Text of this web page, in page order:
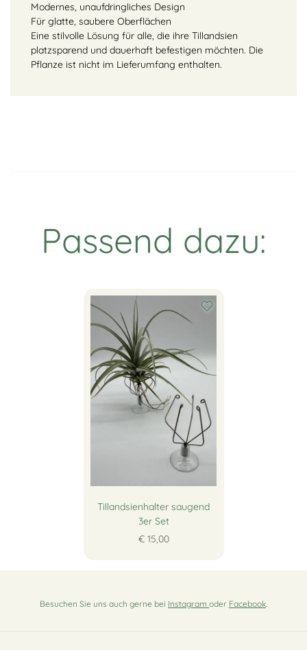
Modernes, unaufdringliches Design
Für glatte, saubere Oberflächen
Eine stilvolle Lösung für alle, die ihre Tillandsien
platzsparend und dauerhaft befestigen möchten. Die
Pflanze ist nicht im Lieferumfang enthalten.
Passend dazu:
Tillandsienhalter saugend
3er Set
€ 15,00
Besuchen Sie uns auch gerne bei Instagram oder Facebook